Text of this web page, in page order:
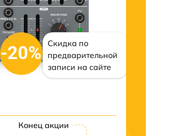
-20%
Скидка по
предварительной
записи на сайте
Конец акции